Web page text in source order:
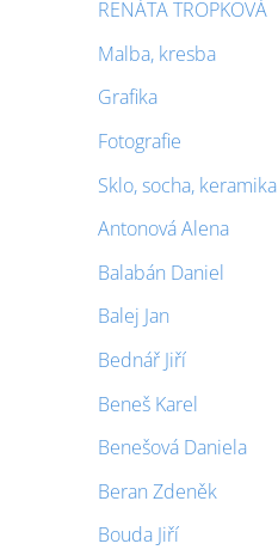
RENÁTA TROPKOVÁ
Malba, kresba
Grafika
Fotografie
Sklo, socha, keramika
Antonová Alena
Balabán Daniel
Balej Jan
Bednář Jiří
Beneš Karel
Benešová Daniela
Beran Zdeněk
Bouda Jiří